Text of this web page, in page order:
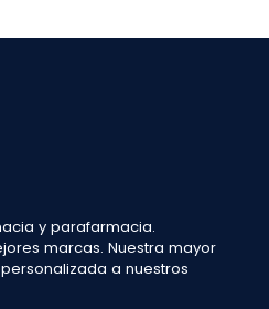
y parafarmacia.
marcas. Nuestra mayor
a nuestros